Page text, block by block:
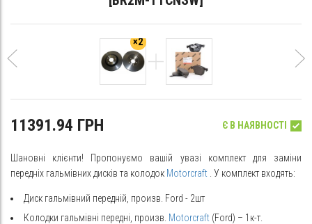
×2
11391.94 ГРН Є В НАЯВНОСТІ
Шановні клієнти! Пропонуємо вашій увазі комплект для заміни
передніх гальмівних дисків та колодок Motorcraft . У комплект входять:
Диск гальмівний передній, произв. Ford - 2шт
Колодки гальмівні передні, произв. Motorcraft (Ford) – 1к-т.